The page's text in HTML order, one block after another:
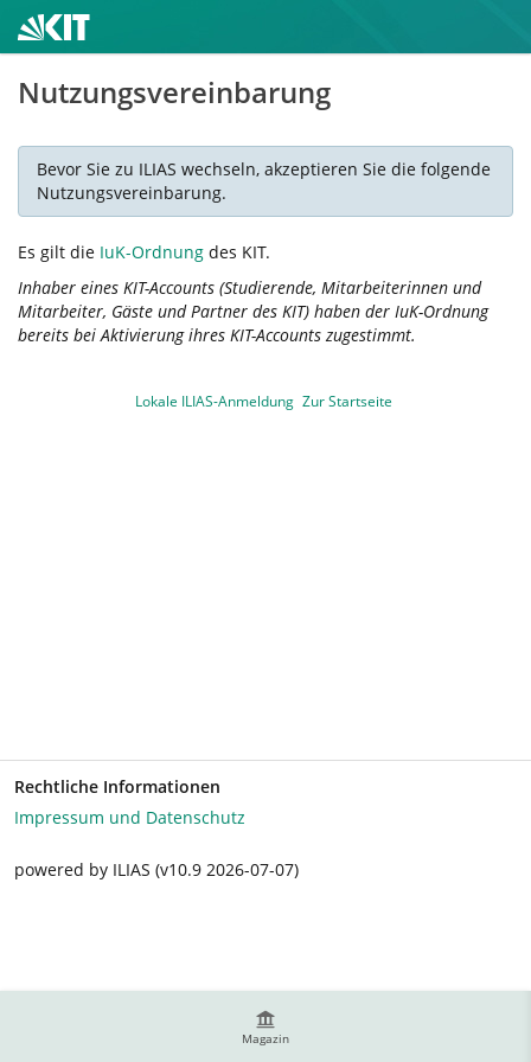
Magazin
Nutzungsvereinbarung
Bevor Sie zu ILIAS wechseln, akzeptieren Sie die folgende
Nutzungsvereinbarung.
Es gilt die IuK-Ordnung des KIT.
Inhaber eines KIT-Accounts (Studierende, Mitarbeiterinnen und
Mitarbeiter, Gäste und Partner des KIT) haben der IuK-Ordnung
bereits bei Aktivierung ihres KIT-Accounts zugestimmt.
Lokale ILIAS-Anmeldung Zur Startseite
Rechtliche Informationen
Impressum und Datenschutz
powered by ILIAS (v10.9 2026-07-07)